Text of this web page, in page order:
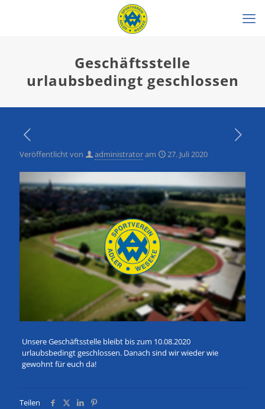
Geschäftsstelle
urlaubsbedingt geschlossen
Veröffentlicht von administratoram 27. Juli 2020
Unsere Geschäftsstelle bleibt bis zum 10.08.2020
urlaubsbedingt geschlossen. Danach sind wir wieder wie
gewohnt für euch da!
Teilen